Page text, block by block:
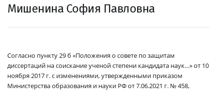
Мишенина София Павловна
Согласно пункту 29 б «Положения о совете по защитам
диссертаций на соискание ученой степени кандидата наук…» от 10
ноября 2017 г. с изменениями, утвержденными приказом
Министерства образования и науки РФ от 7.06.2021 г. № 458,